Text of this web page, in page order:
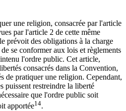
une religion, consacrée par l'article
par l'article 2 de cette même
prévoit des obligations à la charge
se conformer aux lois et règlements
l'ordre public. Cet article,
consacrés dans la Convention,
de pratiquer une religion. Cependant,
puissent restreindre la liberté
que l'ordre public soit
apportée14.